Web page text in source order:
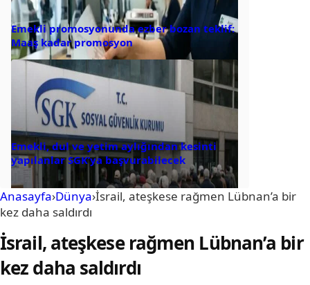
Emekli promosyonunda ezber bozan teklif:
Maaş kadar promosyon
Emekli, dul ve yetim aylığından kesinti
yapılanlar SGK’ya başvurabilecek
Anasayfa›Dünya›İsrail, ateşkese rağmen Lübnan’a bir
kez daha saldırdı
İsrail, ateşkese rağmen Lübnan’a bir
kez daha saldırdı